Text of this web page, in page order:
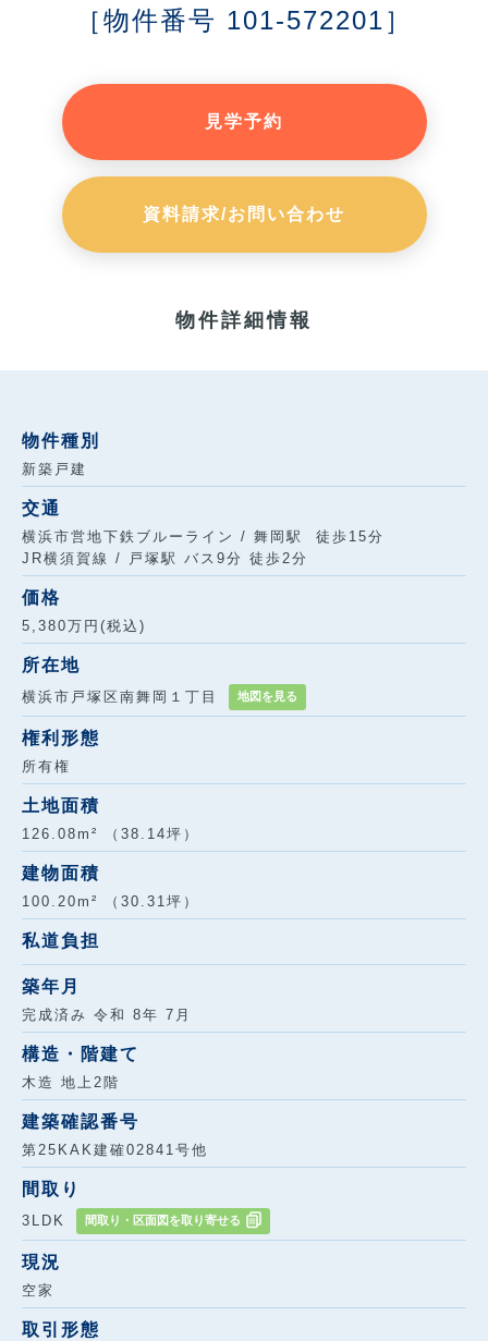
［物件番号 101-572201］
見学予約
資料請求/お問い合わせ
物件詳細情報
物件種別
新築戸建
交通
横浜市営地下鉄ブルーライン / 舞岡駅 徒歩15分
JR横須賀線 / 戸塚駅 バス9分 徒歩2分
価格
5,380万円(税込)
所在地
横浜市戸塚区南舞岡１丁目 地図を見る
権利形態
所有権
土地面積
126.08m² （38.14坪）
建物面積
100.20m² （30.31坪）
私道負担
築年月
完成済み 令和 8年 7月
構造・階建て
木造 地上2階
建築確認番号
第25KAK建確02841号他
間取り
3LDK 間取り・区面図を取り寄せる
現況
空家
取引形態